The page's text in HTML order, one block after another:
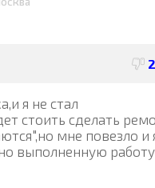
2
я не стал
стоить сделать
мне повезло и
выполненную